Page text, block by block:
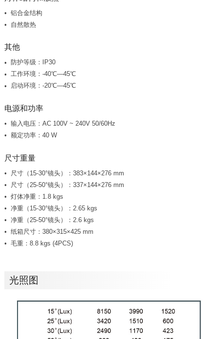
铝合金结构
自然散热
其他
防护等级：IP30
工作环境：-40℃—45℃
启动环境：-20℃—45℃
电源和功率
输入电压：AC 100V ~ 240V 50/60Hz
额定功率：40 W
尺寸重量
尺寸（15-30°镜头）：383×144×276 mm
尺寸（25-50°镜头）：337×144×276 mm
灯体净重：1.8 kgs
净重（15-30°镜头）：2.65 kgs
净重（25-50°镜头）：2.6 kgs
纸箱尺寸：380×315×425 mm
毛重：8.8 kgs (4PCS)
光照图